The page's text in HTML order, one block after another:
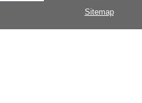
Sitemap